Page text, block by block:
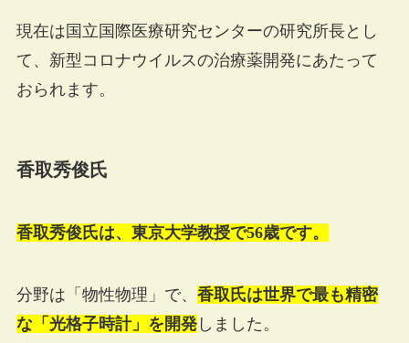
現在は国立国際医療研究センターの研究所長とし
て、新型コロナウイルスの治療薬開発にあたって
おられます。
香取秀俊氏
香取秀俊氏は、東京大学教授で56歳です。
分野は「物性物理」で、 香取氏は世界で最も精密
な「光格子時計」を開発しました。